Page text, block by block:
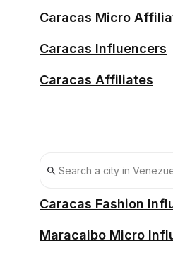
Caracas Micro
Caracas Influencers
Caracas Affiliates
Caracas Fashion
Maracaibo Micro